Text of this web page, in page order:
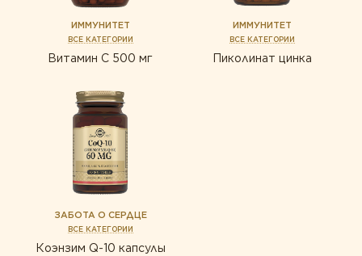
ИММУНИТЕТ
ВСЕ КАТЕГОРИИ
Витамин С 500 мг
ИММУНИТЕТ
ВСЕ КАТЕГОРИИ
Пиколинат цинка
ЗАБОТА О СЕРДЦЕ
ВСЕ КАТЕГОРИИ
Коэнзим Q-10 капсулы